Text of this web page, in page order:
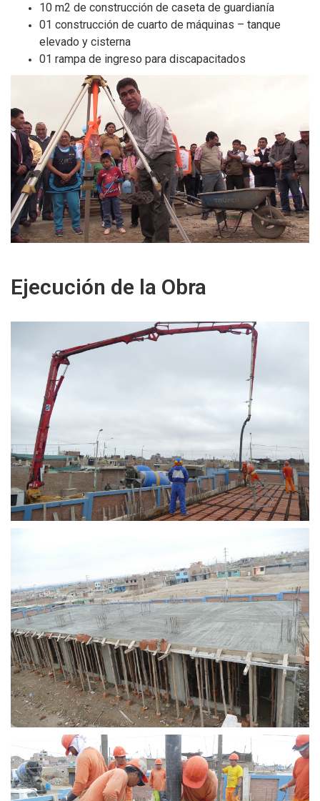
10 m2 de construcción de caseta de guardianía
01 construcción de cuarto de máquinas – tanque
elevado y cisterna
01 rampa de ingreso para discapacitados
Ejecución de la Obra